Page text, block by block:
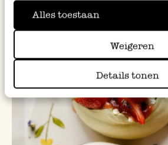
Alles toestaan
Weigeren
Details tonen